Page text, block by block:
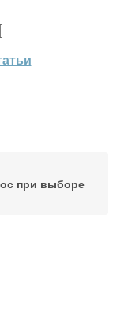
при выборе